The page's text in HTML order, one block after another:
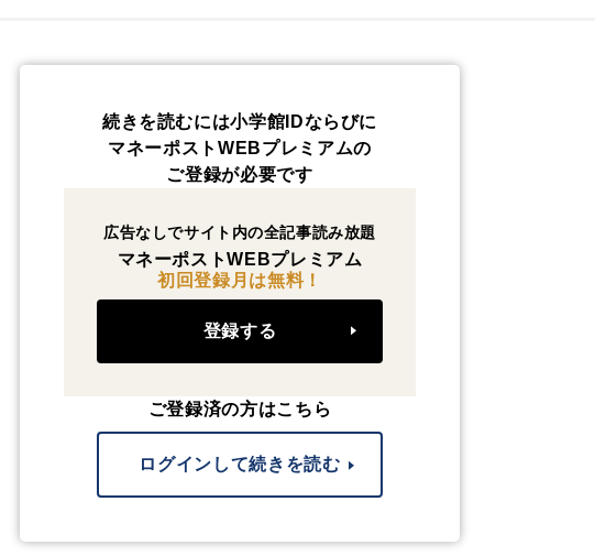
続きを読むには小学館IDならびに
マネーポストWEBプレミアムの
ご登録が必要です
広告なしでサイト内の全記事読み放題
マネーポストWEBプレミアム
初回登録月は無料！
登録する
ご登録済の方はこちら
ログインして続きを読む